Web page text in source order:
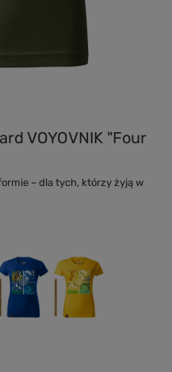
VOYOVNIK "Four
– dla tych, którzy żyją w